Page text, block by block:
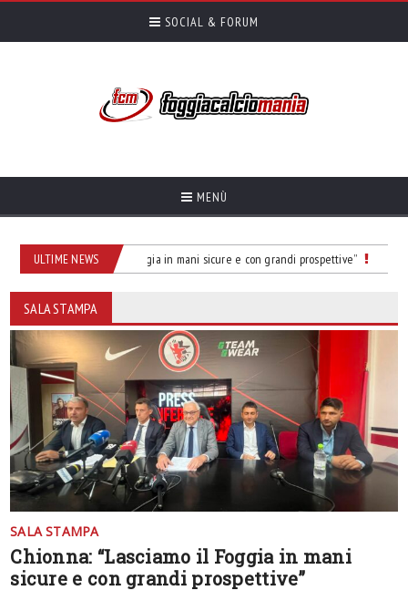
SOCIAL & FORUM
MENÙ
ULTIME NEWS
Chionna: “Lasciamo il Foggia in mani sicure e con grandi prospettive” Auteri:
SALA STAMPA
SALA STAMPA
Chionna: “Lasciamo il Foggia in mani
sicure e con grandi prospettive”